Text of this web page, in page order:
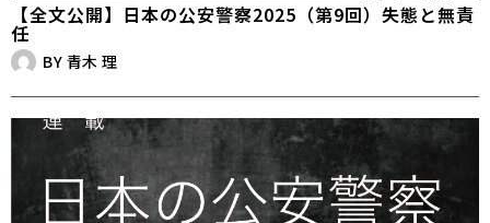
【全文公開】日本の公安警察2025（第9回）失態と無責
任
BY 青木 理